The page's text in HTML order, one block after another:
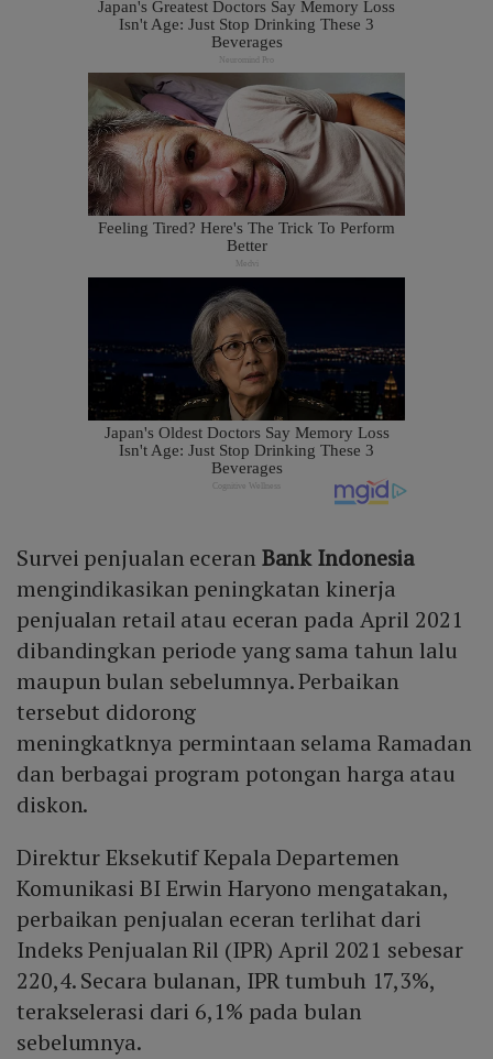
Survei penjualan eceran Bank Indonesia
mengindikasikan peningkatan kinerja
penjualan retail atau eceran pada April 2021
dibandingkan periode yang sama tahun lalu
maupun bulan sebelumnya. Perbaikan
tersebut didorong
meningkatknya permintaan selama Ramadan
dan berbagai program potongan harga atau
diskon.
Direktur Eksekutif Kepala Departemen
Komunikasi BI Erwin Haryono mengatakan,
perbaikan penjualan eceran terlihat dari
Indeks Penjualan Ril (IPR) April 2021 sebesar
220,4. Secara bulanan, IPR tumbuh 17,3%,
terakselerasi dari 6,1% pada bulan
sebelumnya.